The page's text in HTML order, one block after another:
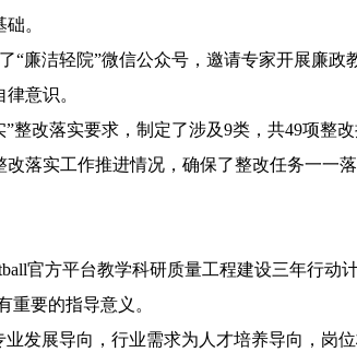
。
廉洁轻院”微信公众号，邀请专家开展廉政
意识。
改落实要求，制定了涉及9类，共49项整
落实工作推进情况，确保了整改任务一一落
官方平台教学科研质量工程建设三年行动
重要的指导意义。
发展导向，行业需求为人才培养导向，岗